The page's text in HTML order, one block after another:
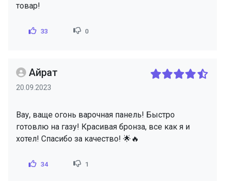
товар!
33 0
Айрат
20.09.2023
Вау, ваще огонь варочная панель! Быстро
готовлю на газу! Красивая бронза, все как я и
хотел! Спасибо за качество! 🌟🔥
34 1